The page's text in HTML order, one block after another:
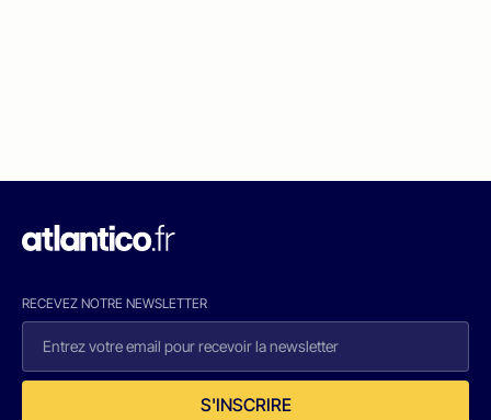
RECEVEZ NOTRE NEWSLETTER
S'INSCRIRE